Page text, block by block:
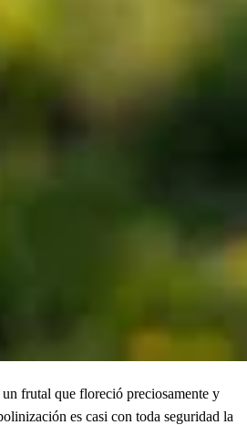
frutal que floreció preciosamente y
es casi con toda seguridad la